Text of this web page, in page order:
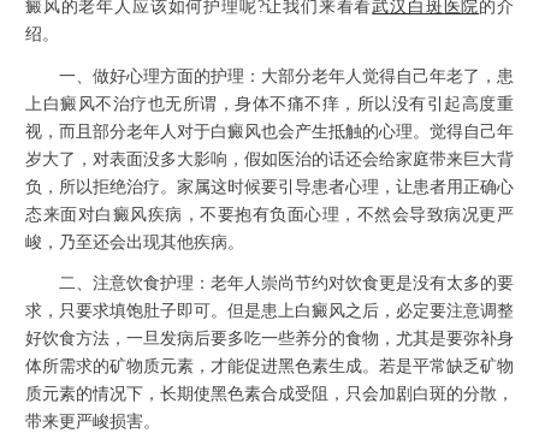
癜风的老年人应该如何护理呢?让我们来看看武汉白斑医院的介
绍。
一、做好心理方面的护理：大部分老年人觉得自己年老了，患
上白癜风不治疗也无所谓，身体不痛不痒，所以没有引起高度重
视，而且部分老年人对于白癜风也会产生抵触的心理。觉得自己年
岁大了，对表面没多大影响，假如医治的话还会给家庭带来巨大背
负，所以拒绝治疗。家属这时候要引导患者心理，让患者用正确心
态来面对白癜风疾病，不要抱有负面心理，不然会导致病况更严
峻，乃至还会出现其他疾病。
二、注意饮食护理：老年人崇尚节约对饮食更是没有太多的要
求，只要求填饱肚子即可。但是患上白癜风之后，必定要注意调整
好饮食方法，一旦发病后要多吃一些养分的食物，尤其是要弥补身
体所需求的矿物质元素，才能促进黑色素生成。若是平常缺乏矿物
质元素的情况下，长期使黑色素合成受阻，只会加剧白斑的分散，
带来更严峻损害。